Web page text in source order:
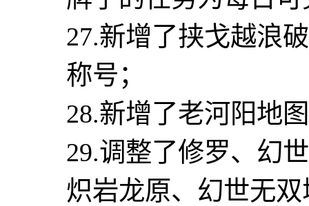
27.新增了挟戈越浪
称号；
28.新增了老河阳地
29.调整了修罗、幻
炽岩龙原、幻世无